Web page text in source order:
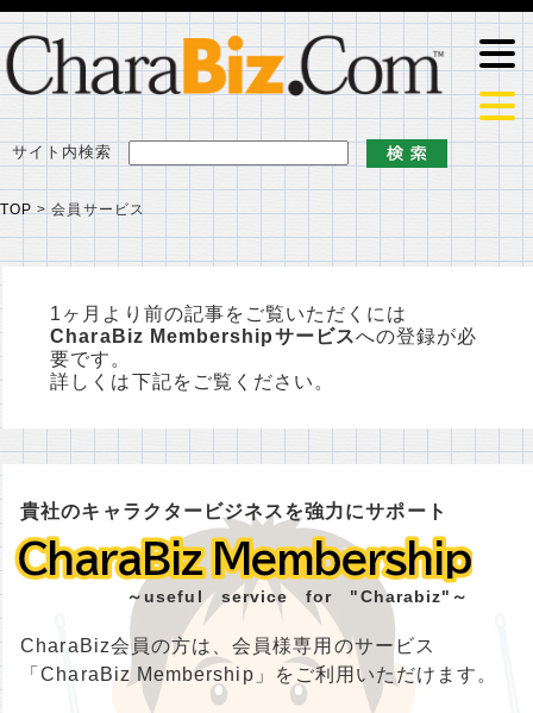
サイト内検索
TOP >会員サービス
1ヶ月より前の記事をご覧いただくには
CharaBiz Membershipサービスへの登録が必
要です。
詳しくは下記をご覧ください。
貴社のキャラクタービジネスを強力にサポート
CharaBiz Membership
CharaBiz Membership
～useful service for "Charabiz"～
CharaBiz会員の方は、会員様専用のサービス
「CharaBiz Membership」をご利用いただけます。